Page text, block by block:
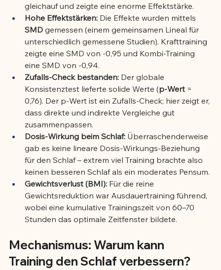
gleichauf und zeigte eine enorme Effektstärke.
Hohe Effektstärken: Die Effekte wurden mittels
SMD gemessen (einem gemeinsamen Lineal für
unterschiedlich gemessene Studien). Krafttraining
zeigte eine SMD von -0,95 und Kombi-Training
eine SMD von -0,94.
Zufalls-Check bestanden: Der globale
Konsistenztest lieferte solide Werte (p-Wert =
0,76). Der p-Wert ist ein Zufalls-Check; hier zeigt er,
dass direkte und indirekte Vergleiche gut
zusammenpassen.
Dosis-Wirkung beim Schlaf: Überraschenderweise
gab es keine lineare Dosis-Wirkungs-Beziehung
für den Schlaf – extrem viel Training brachte also
keinen besseren Schlaf als ein moderates Pensum.
Gewichtsverlust (BMI): Für die reine
Gewichtsreduktion war Ausdauertraining führend,
wobei eine kumulative Trainingszeit von 60–70
Stunden das optimale Zeitfenster bildete.
Mechanismus: Warum kann
Training den Schlaf verbessern?